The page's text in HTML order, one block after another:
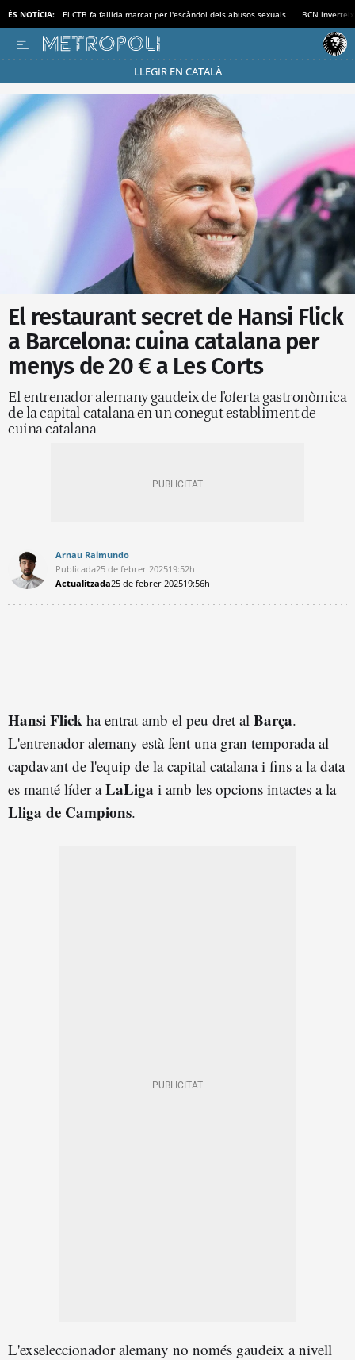
ÉS NOTÍCIA: El CTB fa fallida marcat per l'escàndol dels abusos sexuals BCN
LLEGIR EN CATALÀ
Passa’t al mode estalvi
El restaurant secret de Hansi Flick
a Barcelona: cuina catalana per
menys de 20 € a Les Corts
El entrenador alemany gaudeix de l'oferta gastronòmica
de la capital catalana en un conegut establiment de
cuina catalana
Arnau Raimundo
Publicada25 de febrer 202519:52h
Actualitzada25 de febrer 202519:56h
Hansi Flick ha entrat amb el peu dret al Barça.
L'entrenador alemany està fent una gran temporada al
capdavant de l'equip de la capital catalana i fins a la data
es manté líder aLaLiga i amb les opcions intactes a la
Lliga de Campions.
L'exseleccionador alemany no només gaudeix a nivell